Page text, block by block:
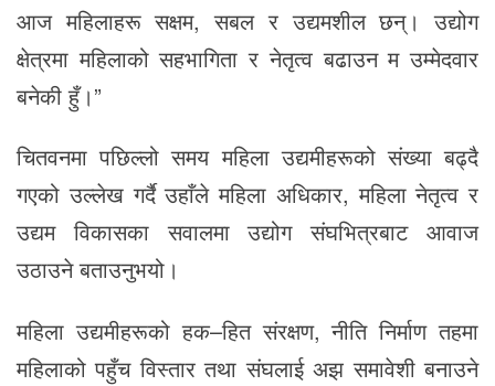
आज महिलाहरू सक्षम, सबल र उद्यमशील छन्। उद्योग
क्षेत्रमा महिलाको सहभागिता र नेतृत्व बढाउन म उम्मेदवार
बनेकी हुँ।”
चितवनमा पछिल्लो समय महिला उद्यमीहरूको संख्या बढ्दै
गएको उल्लेख गर्दै उहाँले महिला अधिकार, महिला नेतृत्व र
उद्यम विकासका सवालमा उद्योग संघभित्रबाट आवाज
उठाउने बताउनुभयो।
महिला उद्यमीहरूको हक–हित संरक्षण, नीति निर्माण तहमा
महिलाको पहुँच विस्तार तथा संघलाई अझ समावेशी बनाउने